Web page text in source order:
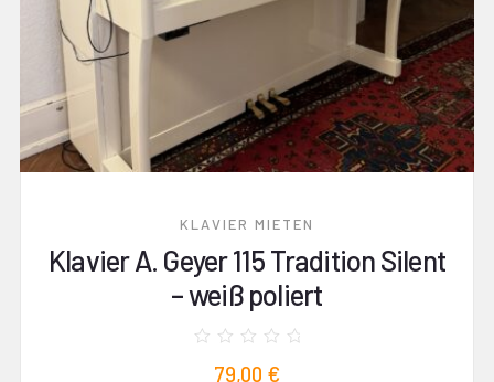
KLAVIER MIETEN
Klavier A. Geyer 115 Tradition Silent
– weiß poliert
79,00 €